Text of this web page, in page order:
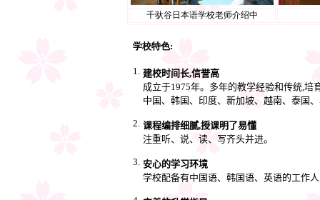
千驮谷日本语学校老师介绍中
学校特色:
1. 建校时间长,信誉高
成立于1975年。多年的教学经验和传统,培
中国、韩国、印度、新加坡、越南、泰国
2. 课程编排细腻,授课明了易懂
注重听、说、读、写齐头并进。
3. 安心的学习环境
学校配备有中国语、韩国语、英语的工作